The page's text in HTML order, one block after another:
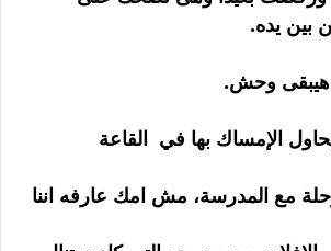
بين يده.
هيبقى وحش.
الإمساك بها في القاعة
مع المدرسة، مش امك عارفه اننا